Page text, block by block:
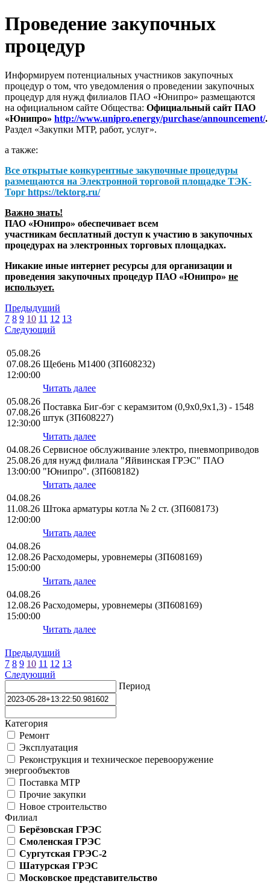
Проведение закупочных
процедур
Информируем потенциальных участников закупочных
процедур о том, что уведомления о проведении закупочных
процедур для нужд филиалов ПАО «Юнипро» размещаются
на официальном сайте Общества: Официальный сайт ПАО
«Юнипро» http://www.unipro.energy/purchase/announcement/.
Раздел «Закупки МТР, работ, услуг».
а также:
Все открытые конкурентные закупочные процедуры
размещаются на Электронной торговой площадке ТЭК-
Торг https://tektorg.ru/
Важно знать!
ПАО «Юнипро» обеспечивает всем
участникам бесплатный доступ к участию в закупочных
процедурах на электронных торговых площадках.
Никакие иные интернет ресурсы для организации и
проведения закупочных процедур ПАО «Юнипро» не
использует.
Предыдущий
7 8 9 10 11 12 13
Следующий
05.08.26
07.08.26
12:00:00
Щебень М1400 (ЗП608232)
Читать далее
05.08.26
07.08.26
12:30:00
Поставка Биг-бэг с керамзитом (0,9х0,9х1,3) - 1548
штук (ЗП608227)
Читать далее
04.08.26
25.08.26
13:00:00
Сервисное обслуживание электро, пневмоприводов
для нужд филиала "Яйвинская ГРЭС" ПАО
"Юнипро". (ЗП608182)
Читать далее
04.08.26
11.08.26
12:00:00
Штока арматуры котла № 2 ст. (ЗП608173)
Читать далее
04.08.26
12.08.26
15:00:00
Расходомеры, уровнемеры (ЗП608169)
Читать далее
04.08.26
12.08.26
15:00:00
Расходомеры, уровнемеры (ЗП608169)
Читать далее
Предыдущий
7 8 9 10 11 12 13
Следующий
Период
Категория
Ремонт
Эксплуатация
Реконструкция и техническое перевооружение
энергообъектов
Поставка МТР
Прочие закупки
Новое строительство
Филиал
Берёзовская ГРЭС
Смоленская ГРЭС
Сургутская ГРЭС-2
Шатурская ГРЭС
Московское представительство